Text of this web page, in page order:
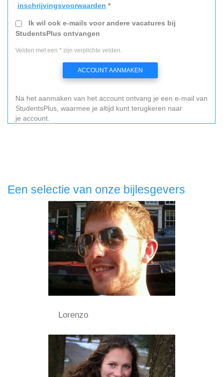
inschrijvingsvoorwaarden *
Ik wil ook e-mails voor andere vacatures bij
StudentsPlus ontvangen
Velden met een * zijn verplichte velden.
ACCOUNT AANMAKEN
Na het aanmaken van het account ontvang je een e-mail van
StudentsPlus, waarmee je altijd kunt terugkeren naar
je account.
Een selectie van onze bijlesgevers
Lorenzo